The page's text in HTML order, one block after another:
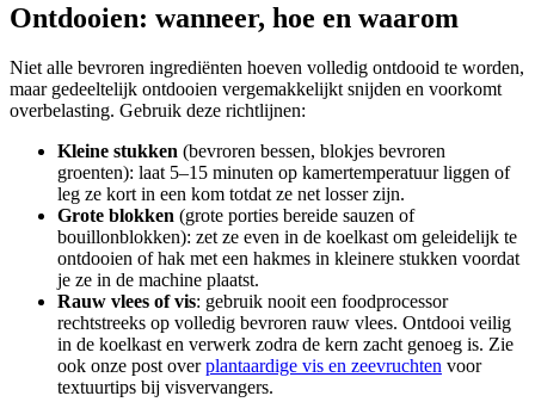
Ontdooien: wanneer, hoe en waarom
Niet alle bevroren ingrediënten hoeven volledig ontdooid te worden,
maar gedeeltelijk ontdooien vergemakkelijkt snijden en voorkomt
overbelasting. Gebruik deze richtlijnen:
Kleine stukken (bevroren bessen, blokjes bevroren
groenten): laat 5–15 minuten op kamertemperatuur liggen of
leg ze kort in een kom totdat ze net losser zijn.
Grote blokken (grote porties bereide sauzen of
bouillonblokken): zet ze even in de koelkast om geleidelijk te
ontdooien of hak met een hakmes in kleinere stukken voordat
je ze in de machine plaatst.
Rauw vlees of vis: gebruik nooit een foodprocessor
rechtstreeks op volledig bevroren rauw vlees. Ontdooi veilig
in de koelkast en verwerk zodra de kern zacht genoeg is. Zie
ook onze post overplantaardige vis en zeevruchten voor
textuurtips bij visvervangers.